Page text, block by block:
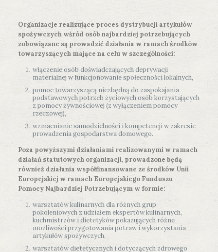
Organizacje realizujące proces dystrybucji artykułów
spożywczych wśród osób najbardziej potrzebujących
zobowiązane są prowadzić działania w ramach środków
towarzyszących mające na celu w szczególności:
włączenie osób doświadczających deprywacji
materialnej w funkcjonowanie społeczności lokalnych,
pomoc towarzyszącą niezbędną do zaspokajania
podstawowych potrzeb życiowych osób korzystających
z pomocy żywnościowej (z wyłączeniem pomocy
rzeczowej),
wzmacnianie samodzielności i kompetencji w zakresie
prowadzenia gospodarstwa domowego.
Poza powyższymi działaniami realizowanymi w ramach
działań statutowych organizacji, prowadzone będą
również działania współfinansowane ze środków Unii
Europejskiej w ramach Europejskiego Funduszu
Pomocy Najbardziej Potrzebującym w formie:
warsztatów kulinarnych dla różnych grup
pokoleniowych z udziałem ekspertów kulinarnych,
kuchmistrzów i dietetyków pokazujących różne
możliwości przygotowania potraw i wykorzystania
artykułów spożywczych,
warsztatów dietetycznych i dotyczących zdrowego